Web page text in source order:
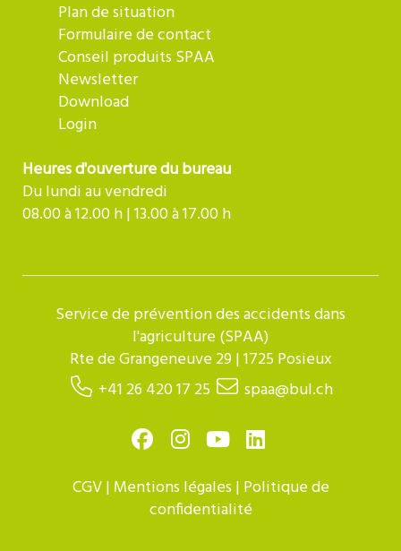
Plan de situation
Formulaire de contact
Conseil produits SPAA
Newsletter
Download
Login
Heures d'ouverture du bureau
Du lundi au vendredi
08.00 à 12.00 h | 13.00 à 17.00 h
Service de prévention des accidents dans
l'agriculture (SPAA)
Rte de Grangeneuve 29 | 1725 Posieux
+41 26 420 17 25
spaa@bul.ch
CGV|Mentions légales | Politique de
confidentialité